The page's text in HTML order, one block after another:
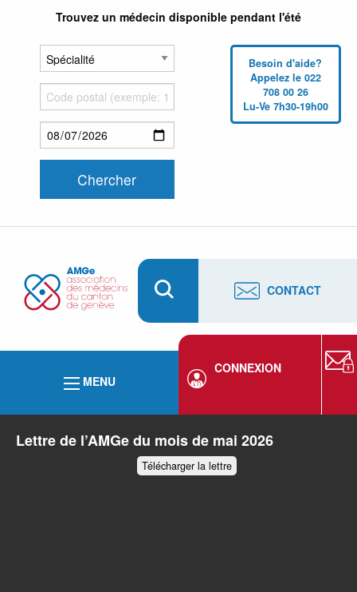
Trouvez un médecin disponible pendant l'été
Besoin d'aide?
Appelez le 022
708 00 26
Lu-Ve 7h30-19h00
CONTACT
MENU
CONNEXION
Lettre de l’AMGe du mois de mai 2026
Télécharger la lettre